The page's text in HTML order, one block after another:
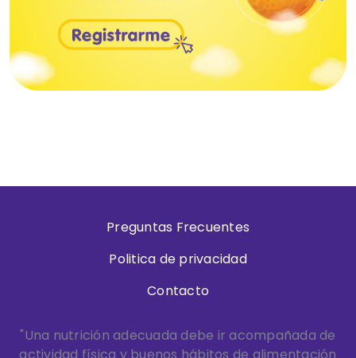
Preguntas Frecuentes
Politica de privacidad
Contacto
"Una nutrición adecuada debe ir acompañada de